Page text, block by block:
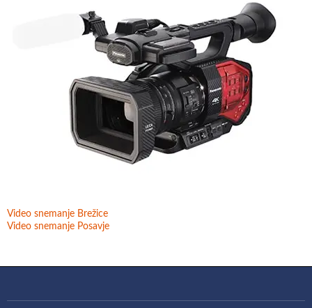
Video snemanje Brežice
Video snemanje Posavje